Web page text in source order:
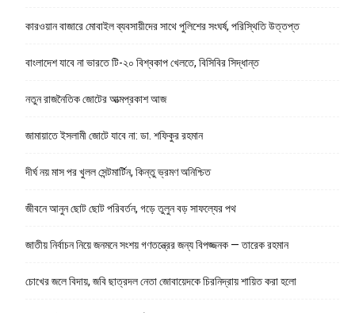
কারওয়ান বাজারে মোবাইল ব্যবসায়ীদের সাথে পুলিশের সংঘর্ষ, পরিস্থিতি উত্তপ্ত
বাংলাদেশ যাবে না ভারতে টি-২০ বিশ্বকাপ খেলতে, বিসিবির সিদ্ধান্ত
নতুন রাজনৈতিক জোটের আত্মপ্রকাশ আজ
জামায়াতে ইসলামী জোটে যাবে না: ডা. শফিকুর রহমান
দীর্ঘ নয় মাস পর খুলল সেন্টমার্টিন, কিন্তু ভ্রমণ অনিশ্চিত
জীবনে আনুন ছোট ছোট পরিবর্তন, গড়ে তুলুন বড় সাফল্যের পথ
জাতীয় নির্বাচন নিয়ে জনমনে সংশয় গণতন্ত্রের জন্য বিপজ্জনক — তারেক রহমান
চোখের জলে বিদায়, জবি ছাত্রদল নেতা জোবায়েদকে চিরনিদ্রায় শায়িত করা হলো